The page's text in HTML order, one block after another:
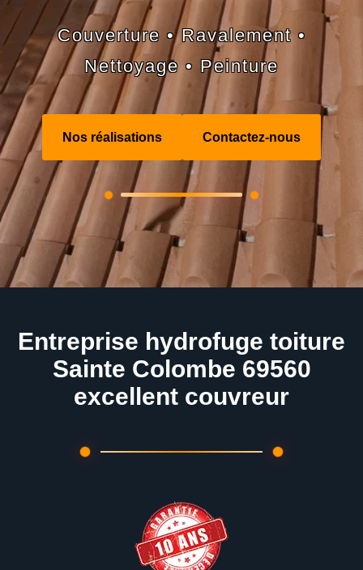
Couverture • Ravalement •
Nettoyage • Peinture
Nos réalisations Contactez-nous
Entreprise hydrofuge toiture
Sainte Colombe 69560
excellent couvreur